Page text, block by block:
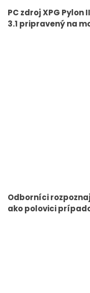
PC zdroj XPG Pylon
3.1 pripravený na
Odborníci
ako polovici